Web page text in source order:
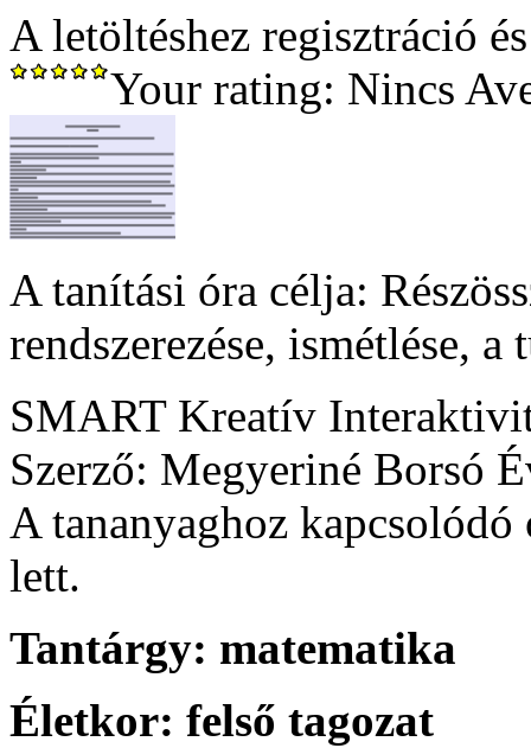
A letöltéshez regisztráció
Your rating: Nincs
A tanítási óra célja:
rendszerezése, ismétlése,
SMART Kreatív
Szerző: Megyeriné Borsó
A tananyaghoz
lett.
Tantárgy: matematika
Életkor: felső tagozat